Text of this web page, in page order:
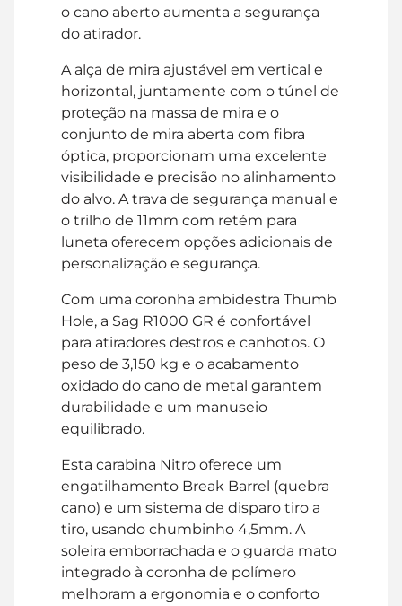
o cano aberto aumenta a segurança
do atirador.
A alça de mira ajustável em vertical e
horizontal, juntamente com o túnel de
proteção na massa de mira e o
conjunto de mira aberta com fibra
óptica, proporcionam uma excelente
visibilidade e precisão no alinhamento
do alvo. A trava de segurança manual e
o trilho de 11mm com retém para
luneta oferecem opções adicionais de
personalização e segurança.
Com uma coronha ambidestra Thumb
Hole, a Sag R1000 GR é confortável
para atiradores destros e canhotos. O
peso de 3,150 kg e o acabamento
oxidado do cano de metal garantem
durabilidade e um manuseio
equilibrado.
Esta carabina Nitro oferece um
engatilhamento Break Barrel (quebra
cano) e um sistema de disparo tiro a
tiro, usando chumbinho 4,5mm. A
soleira emborrachada e o guarda mato
integrado à coronha de polímero
melhoram a ergonomia e o conforto